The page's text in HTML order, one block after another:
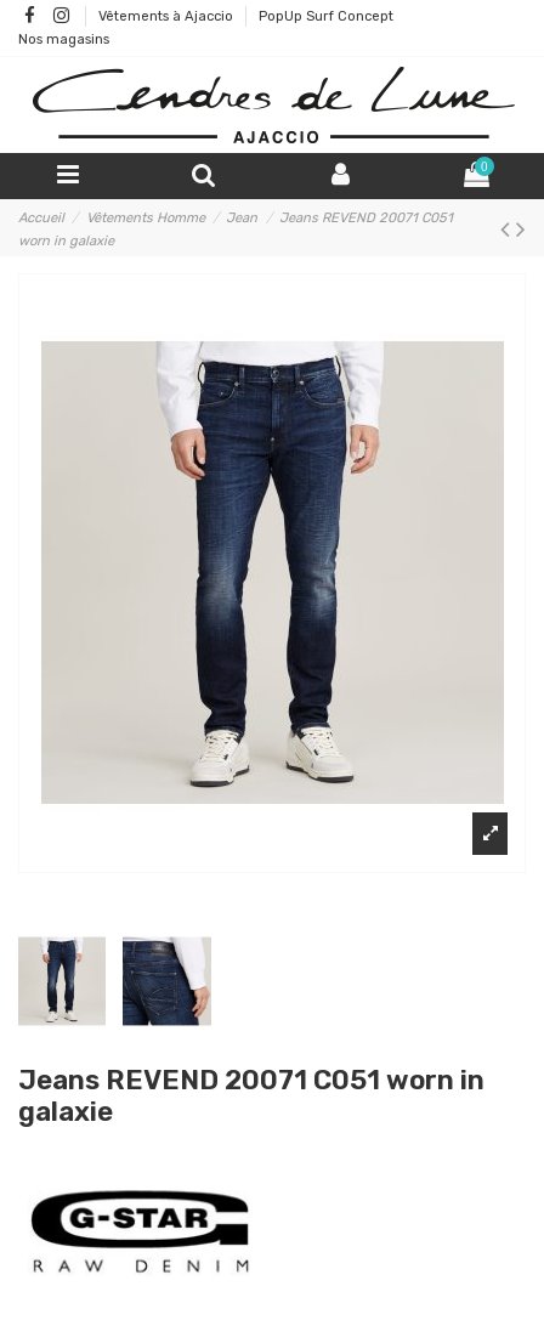
Vêtements à Ajaccio
PopUp Surf Concept
Nos magasins
0
Accueil Vêtements Homme Jean
Jeans REVEND 20071 C051
worn in galaxie
Jeans REVEND 20071 C051 worn in
galaxie